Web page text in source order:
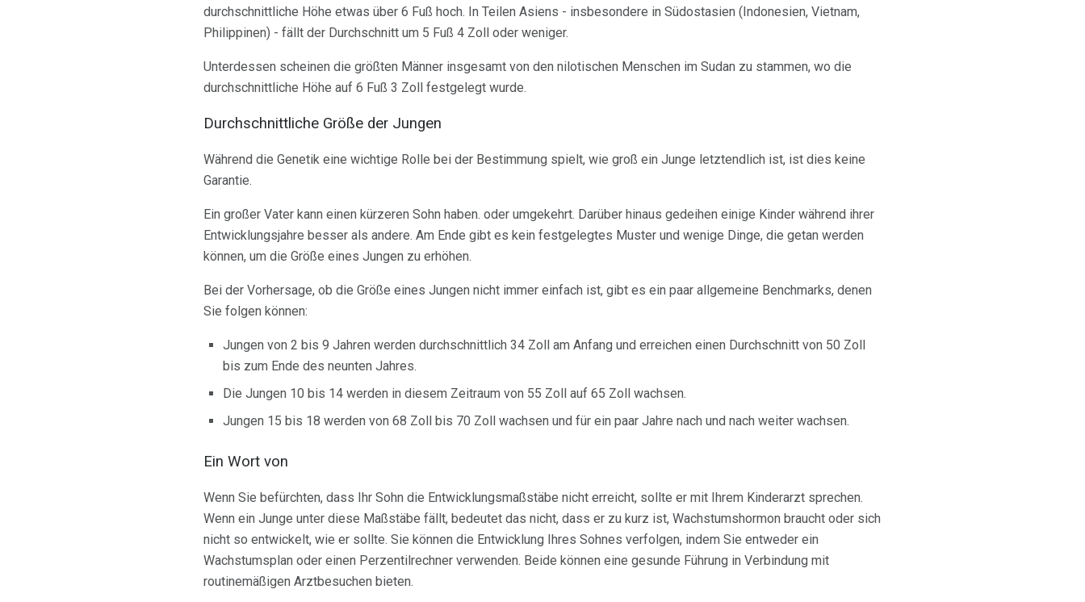
durchschnittliche Höhe etwas über 6 Fuß hoch. In Teilen Asiens - insbesondere in Südostasien (Indonesien, Vietnam,
Philippinen) - fällt der Durchschnitt um 5 Fuß 4 Zoll oder weniger.
Unterdessen scheinen die größten Männer insgesamt von den nilotischen Menschen im Sudan zu stammen, wo die
durchschnittliche Höhe auf 6 Fuß 3 Zoll festgelegt wurde.
Durchschnittliche Größe der Jungen
Während die Genetik eine wichtige Rolle bei der Bestimmung spielt, wie groß ein Junge letztendlich ist, ist dies keine
Garantie.
Ein großer Vater kann einen kürzeren Sohn haben. oder umgekehrt. Darüber hinaus gedeihen einige Kinder während ihrer
Entwicklungsjahre besser als andere. Am Ende gibt es kein festgelegtes Muster und wenige Dinge, die getan werden
können, um die Größe eines Jungen zu erhöhen.
Bei der Vorhersage, ob die Größe eines Jungen nicht immer einfach ist, gibt es ein paar allgemeine Benchmarks, denen
Sie folgen können:
Jungen von 2 bis 9 Jahren werden durchschnittlich 34 Zoll am Anfang und erreichen einen Durchschnitt von 50 Zoll
bis zum Ende des neunten Jahres.
Die Jungen 10 bis 14 werden in diesem Zeitraum von 55 Zoll auf 65 Zoll wachsen.
Jungen 15 bis 18 werden von 68 Zoll bis 70 Zoll wachsen und für ein paar Jahre nach und nach weiter wachsen.
Ein Wort von
Wenn Sie befürchten, dass Ihr Sohn die Entwicklungsmaßstäbe nicht erreicht, sollte er mit Ihrem Kinderarzt sprechen.
Wenn ein Junge unter diese Maßstäbe fällt, bedeutet das nicht, dass er zu kurz ist, Wachstumshormon braucht oder sich
nicht so entwickelt, wie er sollte. Sie können die Entwicklung Ihres Sohnes verfolgen, indem Sie entweder ein
Wachstumsplan oder einen Perzentilrechner verwenden. Beide können eine gesunde Führung in Verbindung mit
routinemäßigen Arztbesuchen bieten.